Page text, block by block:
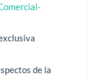
de la